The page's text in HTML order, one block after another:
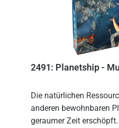
2491: Planetship -
Die natürlichen
anderen bewohnbaren
geraumer Zeit erschöpft.